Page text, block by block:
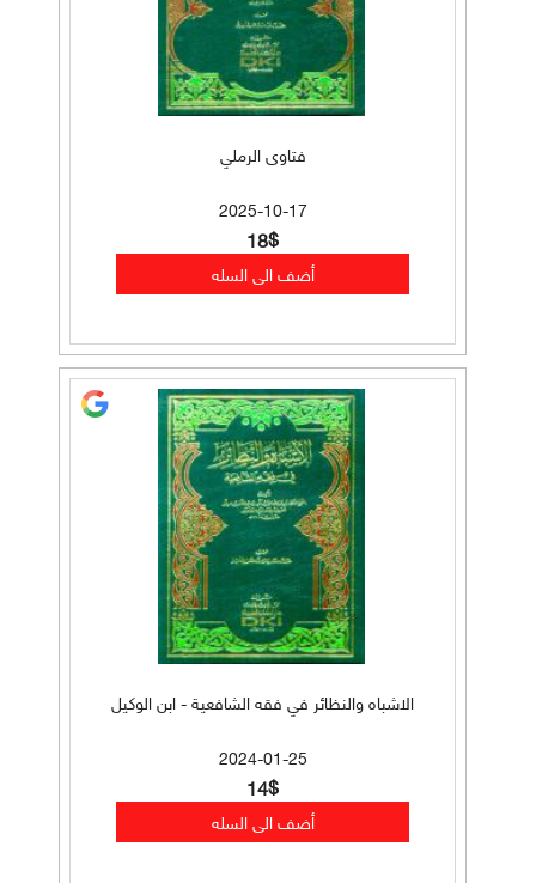
فتاوى الرملي
2025-10-17
18$
الاشباه والنظائر في فقه الشافعية - ابن الوكيل
2024-01-25
14$